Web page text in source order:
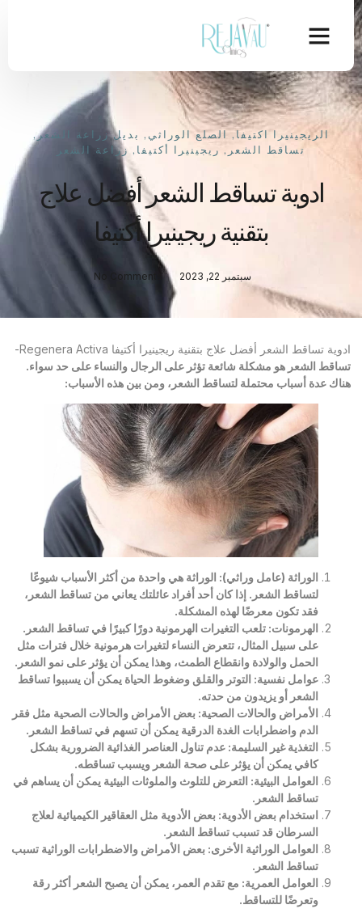
الريجينيرا اكتيفا, الصلع الوراثي , بديل زراعة الشعر,
تساقط الشعر , ريجينيرا أكتيفا , زراعة الشعر
ادوية تساقط الشعر أفضل علاج
بتقنية ريجينيرا أكتيفا
سبتمبر 22, 2023 No Comments
ادوية تساقط الشعر أفضل علاج بتقنية ريجينيرا أكتيفا Regenera Activa-
تساقط الشعر هو مشكلة شائعة تؤثر على الرجال والنساء على حد سواء.
هناك عدة أسباب محتملة لتساقط الشعر، ومن بين هذه الأسباب:
الوراثة (عامل وراثي): الوراثة هي واحدة من أكثر الأسباب شيوعًا
لتساقط الشعر. إذا كان أحد أفراد عائلتك يعاني من تساقط الشعر،
فقد تكون معرضًا لهذه المشكلة.
الهرمونات: تلعب التغيرات الهرمونية دورًا كبيرًا في تساقط الشعر.
على سبيل المثال، تتعرض النساء لتغيرات هرمونية خلال فترات مثل
الحمل والولادة وانقطاع الطمث، وهذا يمكن أن يؤثر على نمو الشعر .
عوامل نفسية: التوتر والقلق وضغوط الحياة يمكن أن يسببوا تساقط
الشعر أو يزيدون من حدته.
الأمراض والحالات الصحية: بعض الأمراض والحالات الصحية مثل فقر
الدم واضطرابات الغدة الدرقية يمكن أن تسهم في تساقط الشعر .
التغذية غير السليمة: عدم تناول العناصر الغذائية الضرورية بشكل
كافي يمكن أن يؤثر على صحة الشعر ويسبب تساقطه.
العوامل البيئية: التعرض للتلوث والملوثات البيئية يمكن أن يساهم في
تساقط الشعر .
استخدام بعض الأدوية: بعض الأدوية مثل العقاقير الكيميائية لعلاج
السرطان قد تسبب تساقط الشعر .
العوامل الوراثية الأخرى: بعض الأمراض والاضطرابات الوراثية تسبب
تساقط الشعر .
العوامل العمرية: مع تقدم العمر، يمكن أن يصبح الشعر أكثر رقة
وتعرضًا للتساقط.